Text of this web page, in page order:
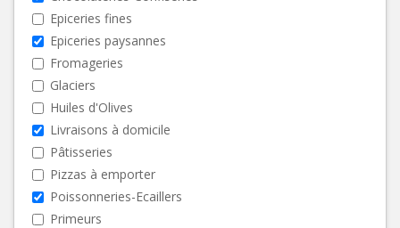
Epiceries fines
Epiceries paysannes
Fromageries
Glaciers
Huiles d'Olives
Livraisons à domicile
Pâtisseries
Pizzas à emporter
Poissonneries-Ecaillers
Primeurs